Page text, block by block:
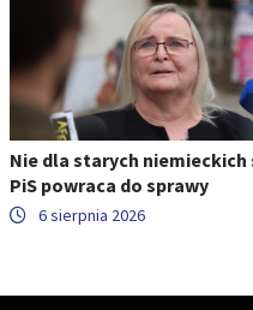
Nie dla starych niemieckich
PiS powraca do sprawy
6 sierpnia 2026